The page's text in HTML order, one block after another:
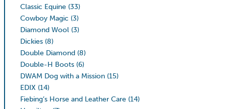
Classic Equine (33)
Cowboy Magic (3)
Diamond Wool (3)
Dickies (8)
Double Diamond (8)
Double-H Boots (6)
DWAM Dog with a Mission (15)
EDIX (14)
Fiebing’s Horse and Leather Care (14)